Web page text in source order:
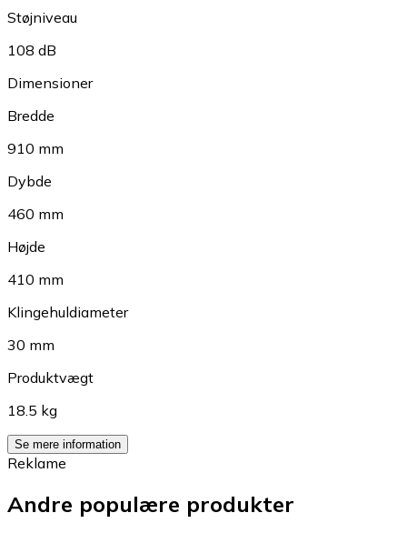
Støjniveau
108 dB
Dimensioner
Bredde
910 mm
Dybde
460 mm
Højde
410 mm
Klingehuldiameter
30 mm
Produktvægt
18.5 kg
Se mere information
Reklame
Andre populære produkter